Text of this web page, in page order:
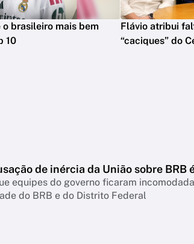
o brasileiro mais bem
10
Flávio atribui
“caciques” do
de inércia da União sobre BRB
equipes do governo ficaram
do BRB e do Distrito Federal